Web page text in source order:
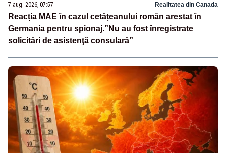
7 aug. 2026, 07:57 Realitatea din Canada
Reacția MAE în cazul cetățeanului român arestat în
Germania pentru spionaj.”Nu au fost înregistrate
solicitări de asistenţă consulară”